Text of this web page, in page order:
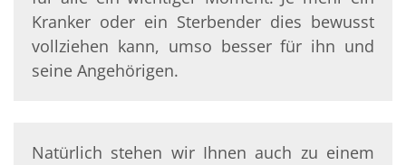
Kranker oder ein Sterbender dies bewusst
vollziehen kann, umso besser für ihn und
seine Angehörigen.
Natürlich stehen wir Ihnen auch zu einem